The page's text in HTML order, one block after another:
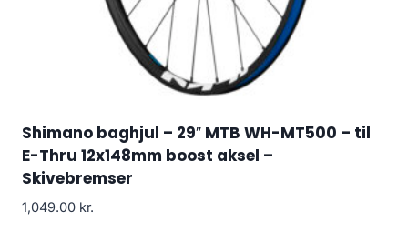
Shimano baghjul – 29″ MTB WH-MT500 – til
E-Thru 12x148mm boost aksel –
Skivebremser
1,049.00 kr.